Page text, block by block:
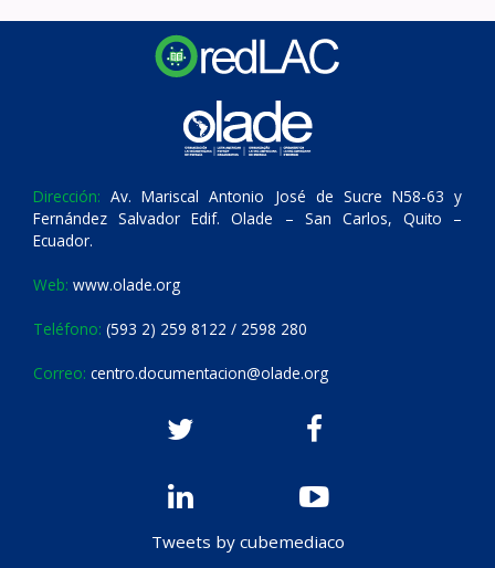
Dirección: Av. Mariscal Antonio José de Sucre N58-63 y
Fernández Salvador Edif. Olade – San Carlos, Quito –
Ecuador.
Web: www.olade.org
Teléfono: (593 2) 259 8122 / 2598 280
Correo: centro.documentacion@olade.org
Tweets by cubemediaco